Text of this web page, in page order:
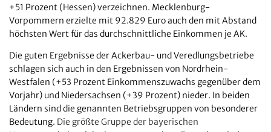
+51 Prozent (Hessen) verzeichnen. Mecklenburg-
Vorpommern erzielte mit 92.829 Euro auch den mit Abstand
höchsten Wert für das durchschnittliche Einkommen je AK.
Die guten Ergebnisse der Ackerbau- und Veredlungsbetriebe
schlagen sich auch in den Ergebnissen von Nordrhein-
Westfalen (+53 Prozent Einkommenszuwachs gegenüber dem
Vorjahr) und Niedersachsen (+39 Prozent) nieder. In beiden
Ländern sind die genannten Betriebsgruppen von besonderer
Bedeutung. Die größte Gruppe der bayerischen